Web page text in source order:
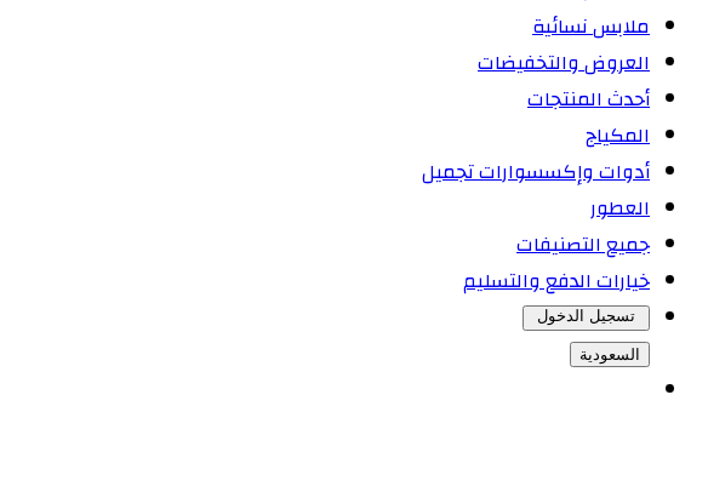
ملابس نسائية
العروض والتخفيضات
أحدث المنتجات
المكياج
أدوات وإكسسوارات تجميل
العطور
جميع التصنيفات
خيارات الدفع والتسليم
تسجيل الدخول
السعودية